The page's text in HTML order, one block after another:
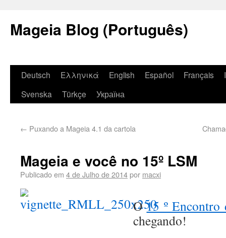
Mageia Blog (Português)
Deutsch Ελληνικά English Español Français
Svenska
Türkçe Україна
← Puxando a Mageia 4.1 da cartola
Mageia e você no 15º LSM
Publicado em 4 de Julho de 2014por macxi
O15 º
chegando!